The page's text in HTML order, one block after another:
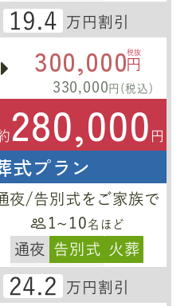
19.4 万円割引
300,000税抜
円
330,000 円(税込)
280,000 円
式プラン
夜/告別式をご家族で
1~10 名ほど
通夜 告別式 火葬
24.2 万円割引